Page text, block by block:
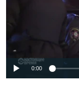
No
0:00